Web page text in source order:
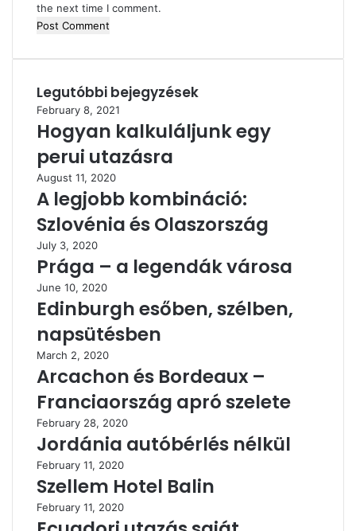
the next time I comment.
Legutóbbi bejegyzések
February 8, 2021
Hogyan kalkuláljunk egy
perui utazásra
August 11, 2020
A legjobb kombináció:
Szlovénia és Olaszország
July 3, 2020
Prága – a legendák városa
June 10, 2020
Edinburgh esőben, szélben,
napsütésben
March 2, 2020
Arcachon és Bordeaux –
Franciaország apró szelete
February 28, 2020
Jordánia autóbérlés nélkül
February 11, 2020
Szellem Hotel Balin
February 11, 2020